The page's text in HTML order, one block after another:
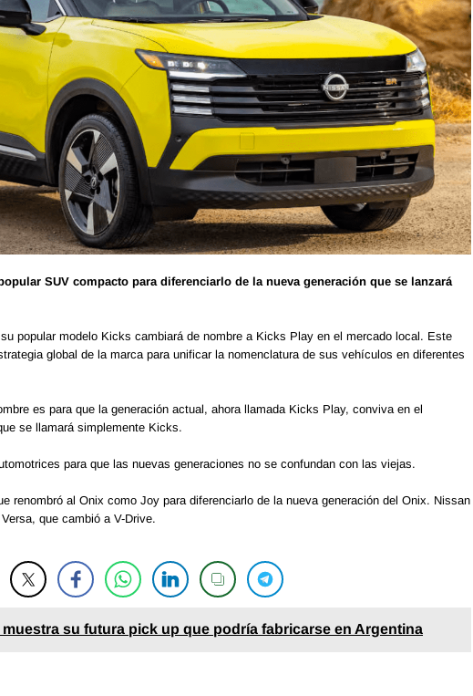
SUV compacto para diferenciarlo de la nueva generación que se lanzará
popular modelo Kicks cambiará de nombre a Kicks Play en el mercado local. Este
global de la marca para unificar la nomenclatura de sus vehículos en diferentes
es para que la generación actual, ahora llamada Kicks Play, conviva en el
se llamará simplemente Kicks.
para que las nuevas generaciones no se confundan con las viejas.
renombró al Onix como Joy para diferenciarlo de la nueva generación del Onix. Nissan
que cambió a V-Drive.
muestra su futura pick up que podría fabricarse en Argentina